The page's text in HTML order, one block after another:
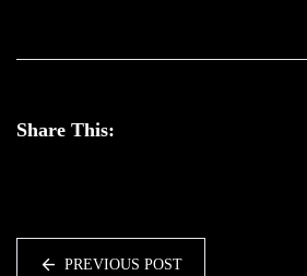
Share This:
PREVIOUS POST